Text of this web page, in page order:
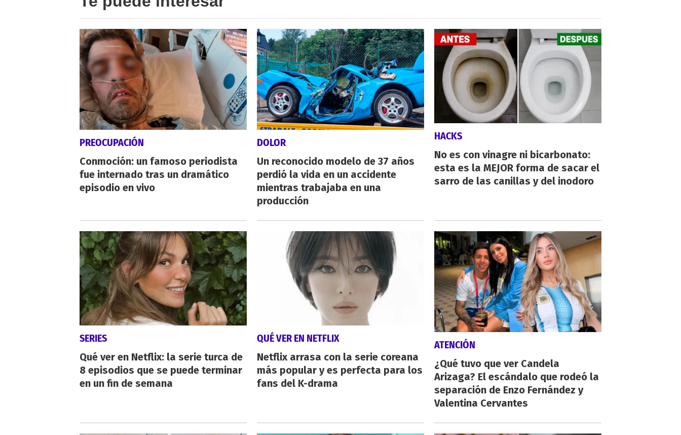
PREOCUPACIÓN
Conmoción: un famoso periodista
fue internado tras un dramático
episodio en vivo
DOLOR
Un reconocido modelo de 37 años
perdió la vida en un accidente
mientras trabajaba en una
producción
HACKS
No es con vinagre ni bicarbonato:
esta es la MEJOR forma de sacar el
sarro de las canillas y del inodoro
SERIES
Qué ver en Netflix: la serie turca de
8 episodios que se puede terminar
en un fin de semana
QUÉ VER EN NETFLIX
Netflix arrasa con la serie coreana
más popular y es perfecta para los
fans del K-drama
ATENCIÓN
¿Qué tuvo que ver Candela
Arizaga? El escándalo que rodeó la
separación de Enzo Fernández y
Valentina Cervantes